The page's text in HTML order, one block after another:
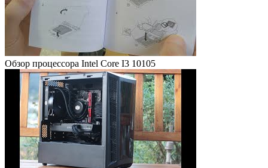
Обзор процессора Intel Core I3 10105